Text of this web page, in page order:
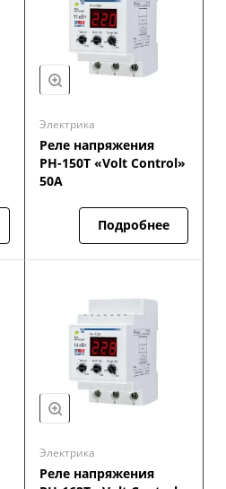
Электрика
Реле напряжения
РН-150Т «Volt Control»
50А
Подробнее
Электрика
Реле напряжения